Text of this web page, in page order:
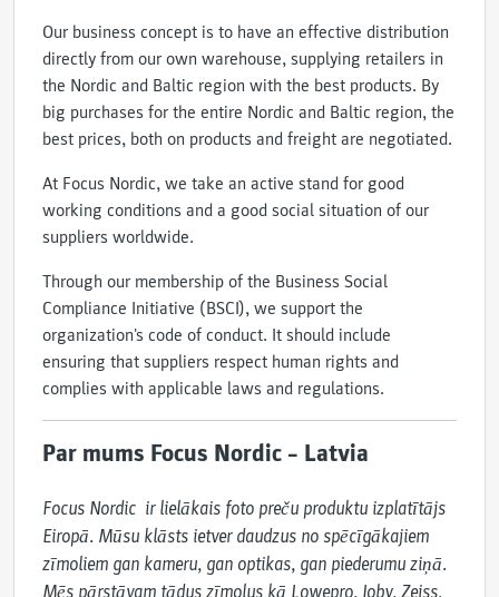
Our business concept is to have an effective distribution
directly from our own warehouse, supplying retailers in
the Nordic and Baltic region with the best products. By
big purchases for the entire Nordic and Baltic region, the
best prices, both on products and freight are negotiated.
At Focus Nordic, we take an active stand for good
working conditions and a good social situation of our
suppliers worldwide.
Through our membership of the Business Social
Compliance Initiative (BSCI), we support the
organization's code of conduct. It should include
ensuring that suppliers respect human rights and
complies with applicable laws and regulations.
Par mums Focus Nordic – Latvia
Focus Nordic  ir lielākais foto preču produktu izplatītājs
Eiropā. Mūsu klāsts ietver daudzus no spēcīgākajiem
zīmoliem gan kameru, gan optikas, gan piederumu ziņā.
Mēs pārstāvam tādus zīmolus kā Lowepro, Joby, Zeiss,